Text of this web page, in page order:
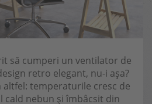
să cumperi un ventilator de
retro elegant, nu-i așa?
altfel: temperaturile cresc de
cald nebun și îmbâcsit din